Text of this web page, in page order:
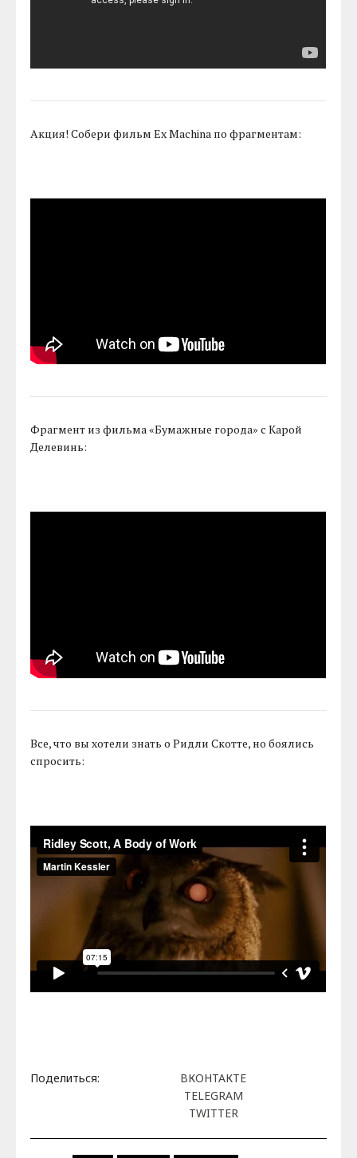
Акция! Собери фильм Ex Machina по фрагментам:
Фрагмент из фильма «Бумажные города» с Карой
Делевинь:
Все, что вы хотели знать о Ридли Скотте, но боялись
спросить:
Поделиться:
ВКОНТАКТЕ
TELEGRAM
TWITTER